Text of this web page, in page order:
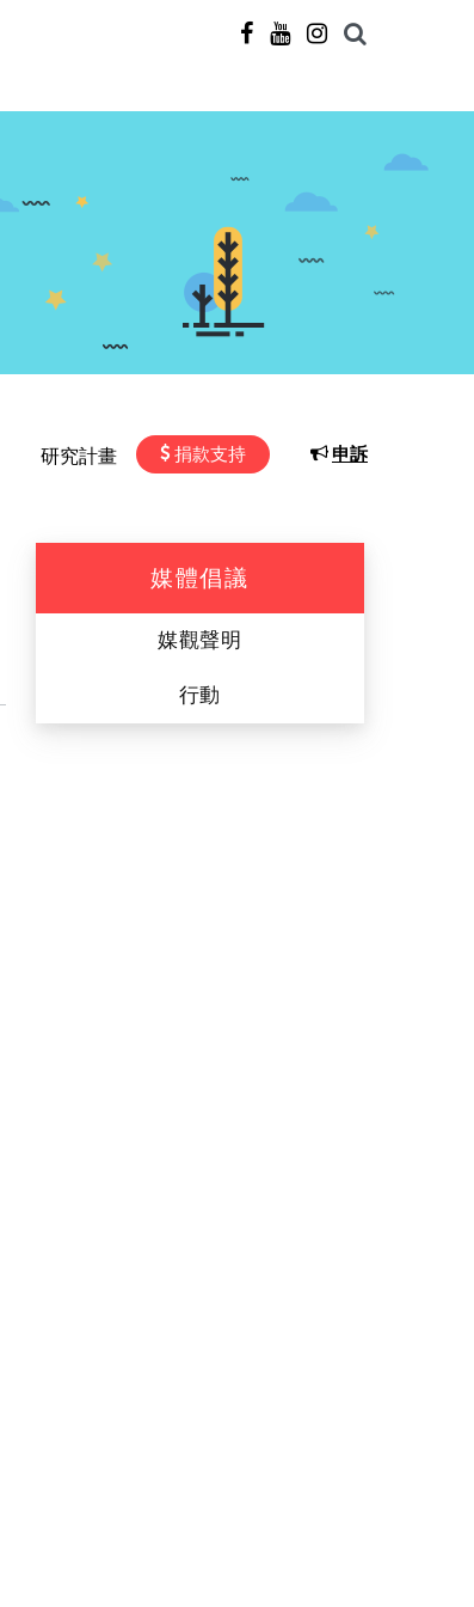
研究計畫 申訴
捐款支持
媒體倡議
媒觀聲明
行動